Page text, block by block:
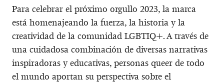
Para celebrar el próximo orgullo 2023, la marca
está homenajeando la fuerza, la historia y la
creatividad de la comunidad LGBTIQ+. A través de
una cuidadosa combinación de diversas narrativas
inspiradoras y educativas, personas queer de todo
el mundo aportan su perspectiva sobre el